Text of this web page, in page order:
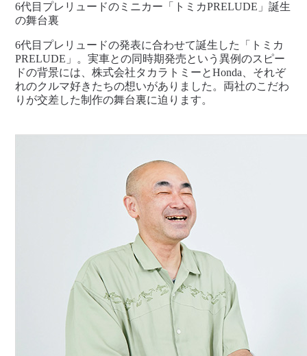
6代目プレリュードのミニカー「トミカPRELUDE」誕生
の舞台裏
6代目プレリュードの発表に合わせて誕生した「トミカ
PRELUDE」。実車との同時期発売という異例のスピー
ドの背景には、株式会社タカラトミーとHonda、それぞ
れのクルマ好きたちの想いがありました。両社のこだわ
りが交差した制作の舞台裏に迫ります。